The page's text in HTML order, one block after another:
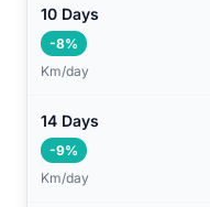
10 Days
-8%
Km/day
14 Days
-9%
Km/day